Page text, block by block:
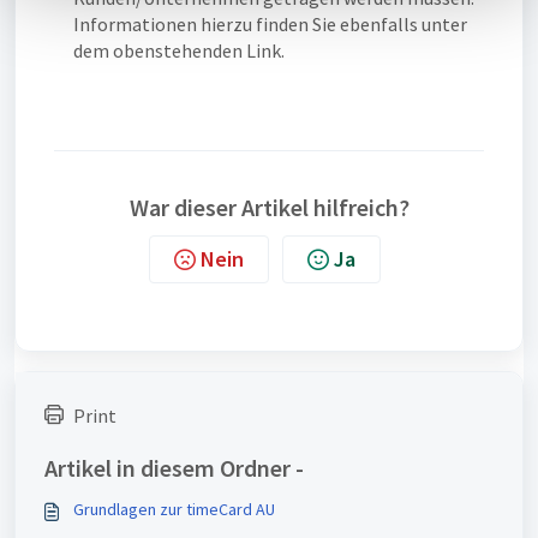
Informationen hierzu finden Sie ebenfalls unter
dem obenstehenden Link.
War dieser Artikel hilfreich?
Nein Ja
Print
Artikel in diesem Ordner -
Grundlagen zur timeCard AU